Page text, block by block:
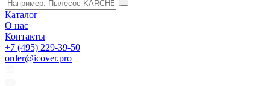
Каталог
О нас
Контакты
+7 (495) 229-39-50
order@icover.pro